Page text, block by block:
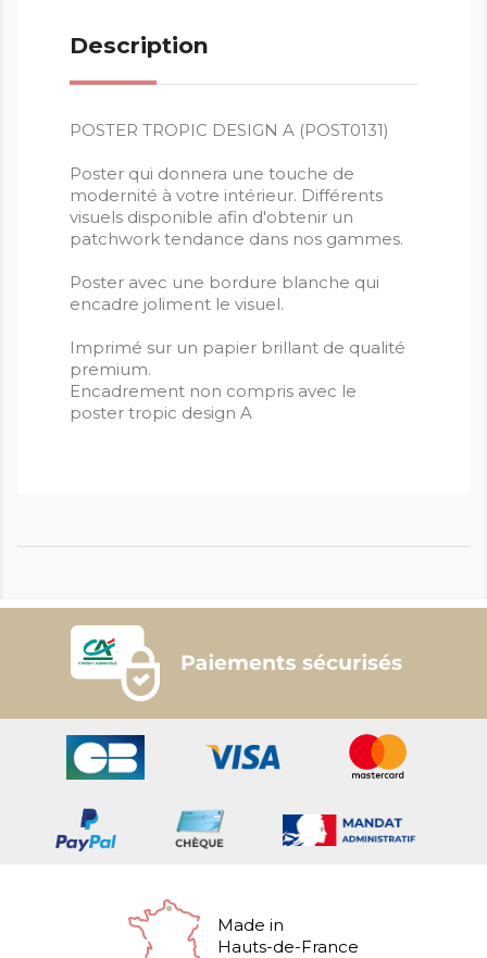
Description
POSTER TROPIC DESIGN A (POST0131)
Poster qui donnera une touche de
modernité à votre intérieur. Différents
visuels disponible afin d'obtenir un
patchwork tendance dans nos gammes.
Poster avec une bordure blanche qui
encadre joliment le visuel.
Imprimé sur un papier brillant de qualité
premium.
Encadrement non compris avec le
poster tropic design A
Made in
Hauts-de-France